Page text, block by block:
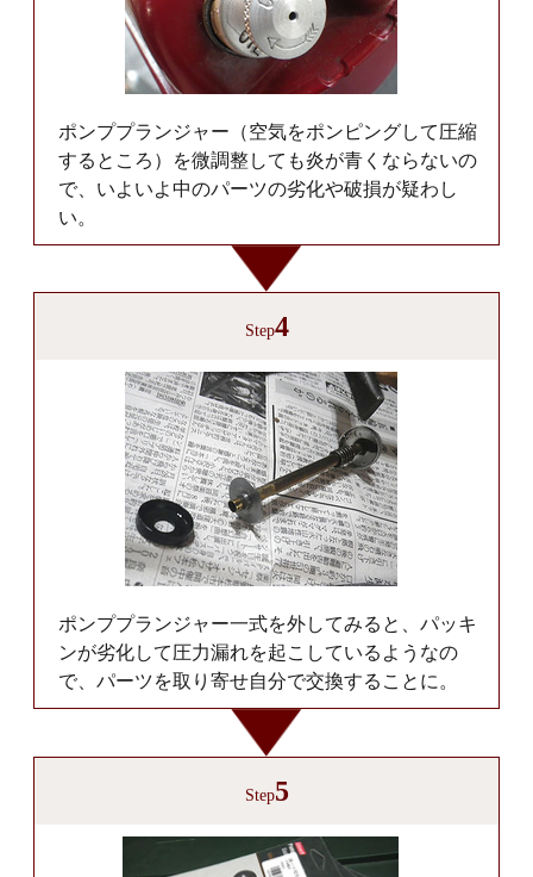
ポンププランジャー（空気をポンピングして圧縮
するところ）を微調整しても炎が青くならないの
で、いよいよ中のパーツの劣化や破損が疑わし
い。
Step4
ポンププランジャー一式を外してみると、パッキ
ンが劣化して圧力漏れを起こしているようなの
で、パーツを取り寄せ自分で交換することに。
Step5